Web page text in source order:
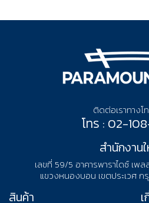
ติดต่อเราทาง
โทร : 02-
สำนักงาน
เลขที่ 59/5 อาคารพาราไดซ์ เ
แขวงหนองบอน เขตประเวศ
สินค้า